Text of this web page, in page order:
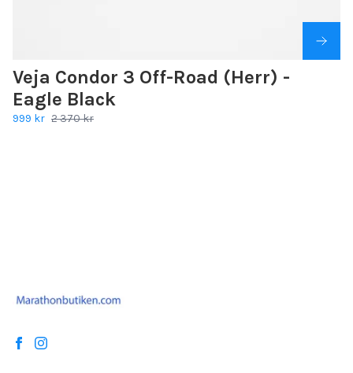
Veja Condor 3 Off-Road (Herr) -
Eagle Black
999 kr 2 370 kr